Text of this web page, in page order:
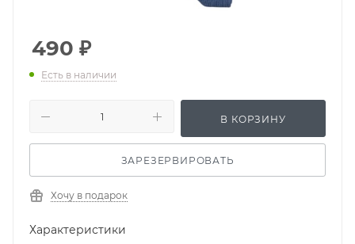
490 ₽
Есть в наличии
В КОРЗИНУ
ЗАРЕЗЕРВИРОВАТЬ
Хочу в подарок
Характеристики